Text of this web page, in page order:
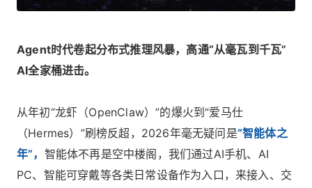
Agent时代卷起分布式推理风暴，高通“从毫瓦到千瓦”
AI全家桶进击。
从年初“龙虾（OpenClaw）”的爆火到“爱马仕
（Hermes）”刷榜反超，2026年毫无疑问是“智能体之
年”， 智能体不再是空中楼阁，我们通过AI手机、AI
PC、智能可穿戴等各类日常设备作为入口，来接入、交